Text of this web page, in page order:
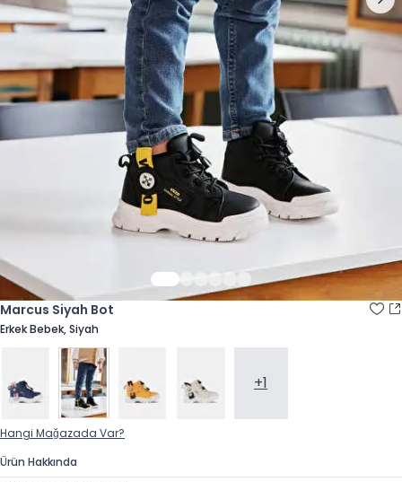
Marcus Siyah Bot
Erkek Bebek, Siyah
+1
Hangi Mağazada Var?
Ürün Hakkında